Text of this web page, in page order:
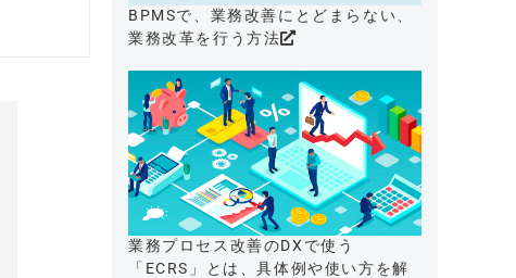
BPMSで、業務改善にとどまらない、
業務改革を行う方法
業務プロセス改善のDXで使う
「ECRS」とは、具体例や使い方を解